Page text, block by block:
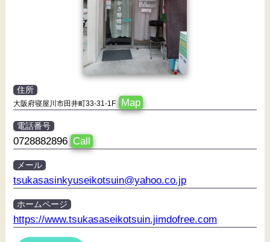
住所
大阪府寝屋川市田井町33-31-1F Map
電話番号
0728882896 Call
メール
tsukasasinkyuseikotsuin@yahoo.co.jp
ホームページ
https://www.tsukasaseikotsuin.jimdofree.com